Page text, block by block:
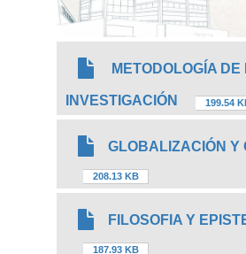
METODOLOGÍA DE
INVESTIGACIÓN 199.54
GLOBALIZACIÓN Y
208.13 KB
FILOSOFIA Y
187.93 KB